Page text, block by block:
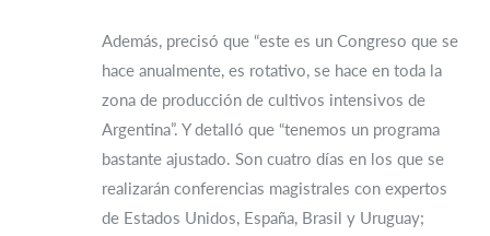
Además, precisó que “este es un Congreso que se
hace anualmente, es rotativo, se hace en toda la
zona de producción de cultivos intensivos de
Argentina”. Y detalló que “tenemos un programa
bastante ajustado. Son cuatro días en los que se
realizarán conferencias magistrales con expertos
de Estados Unidos, España, Brasil y Uruguay;